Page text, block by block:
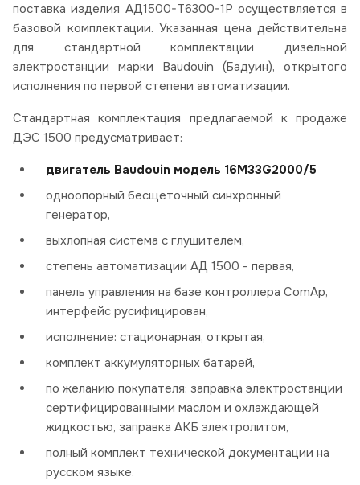
поставка изделия АД1500-Т6300-1Р осуществляется в
базовой комплектации. Указанная цена действительна
для стандартной комплектации дизельной
электростанции марки Baudouin (Бадуин), открытого
исполнения по первой степени автоматизации.
Стандартная комплектация предлагаемой к продаже
ДЭС 1500 предусматривает:
двигатель Baudouin модель 16M33G2000/5
одноопорный бесщеточный синхронный
генератор,
выхлопная система с глушителем,
степень автоматизации АД 1500 - первая,
панель управления на базе контроллера ComAp,
интерфейс русифицирован,
исполнение: стационарная, открытая,
комплект аккумуляторных батарей,
по желанию покупателя: заправка электростанции
сертифицированными маслом и охлаждающей
жидкостью, заправка АКБ электролитом,
полный комплект технической документации на
русском языке.